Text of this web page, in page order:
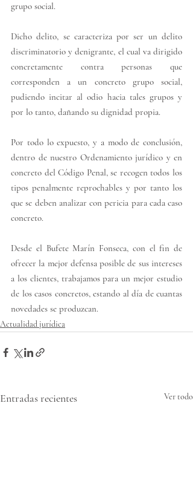
grupo social.
Dicho delito, se caracteriza por ser un delito
discriminatorio y denigrante, el cual va dirigido
concretamente contra personas que
corresponden a un concreto grupo social,
pudiendo incitar al odio hacia tales grupos y
por lo tanto, dañando su dignidad propia.
Por todo lo expuesto, y a modo de conclusión,
dentro de nuestro Ordenamiento jurídico y en
concreto del Código Penal, se recogen todos los
tipos penalmente reprochables y por tanto los
que se deben analizar con pericia para cada caso
concreto.
Desde el Bufete Marín Fonseca, con el fin de
ofrecer la mejor defensa posible de sus intereses
a los clientes, trabajamos para un mejor estudio
de los casos concretos, estando al día de cuantas
novedades se produzcan.
Actualidad jurídica
Entradas recientes Ver todo